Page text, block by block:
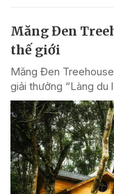
Măng Đen
thế giới
Măng Đen
giải thưởng “Làng du